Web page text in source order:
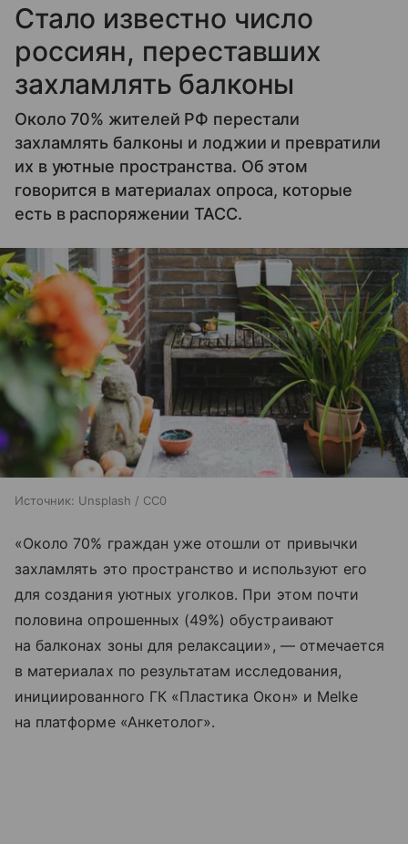
Стало известно число
россиян, переставших
захламлять балконы
Около 70% жителей РФ перестали
захламлять балконы и лоджии и превратили
их в уютные пространства. Об этом
говорится в материалах опроса, которые
есть в распоряжении ТАСС.
Источник: Unsplash / CC0
«Около 70% граждан уже отошли от привычки
захламлять это пространство и используют его
для создания уютных уголков. При этом почти
половина опрошенных (49%) обустраивают
на балконах зоны для релаксации», — отмечается
в материалах по результатам исследования,
инициированного ГК «Пластика Окон» и Melke
на платформе «Анкетолог».